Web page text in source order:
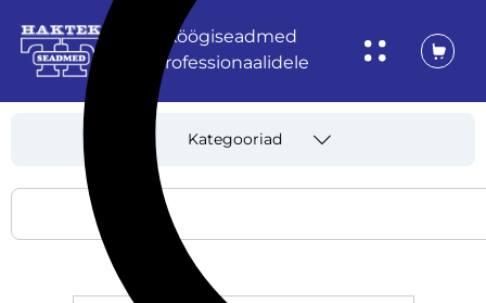
Köögiseadmed
professionaalidele
Kategooriad